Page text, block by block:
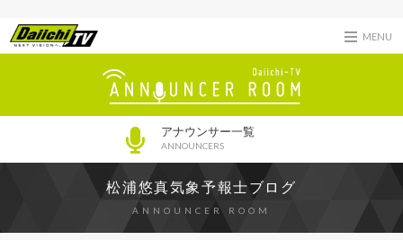
MENU
アナウンサー一覧
ANNOUNCERS
松浦悠真気象予報士ブログ
ANNOUNCER ROOM